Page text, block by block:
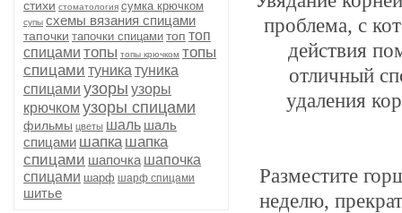
стихи стоматология сумка крючком
супы схемы вязания спицами
тапочки тапочки спицами топ топ
спицами топы топы крючком топы
спицами туника туника
спицами узоры узоры
крючком узоры спицами
фильмы цветы шаль шаль
спицами шапка шапка
спицами шапочка шапочка
спицами шарф шарф спицами
шитье
проблема, с
действия
отличный
удаления
Разместите
неделю,